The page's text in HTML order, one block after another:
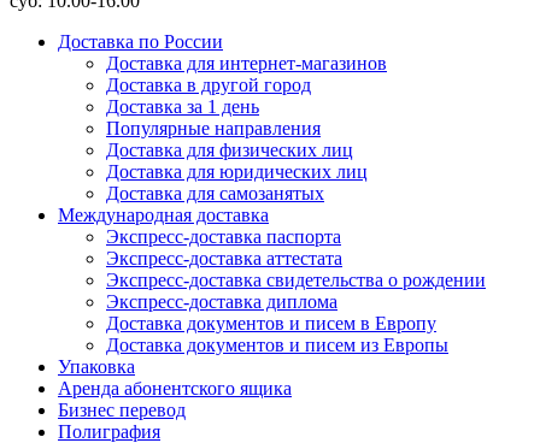
Доставка по России
Доставка для интернет-магазинов
Доставка в другой город
Доставка за 1 день
Популярные направления
Доставка для физических лиц
Доставка для юридических лиц
Доставка для самозанятых
Международная доставка
Экспресс-доставка паспорта
Экспресс-доставка аттестата
Экспресс-доставка свидетельства о рождении
Экспресс-доставка диплома
Доставка документов и писем в Европу
Доставка документов и писем из Европы
Упаковка
Аренда абонентского ящика
Бизнес перевод
Полиграфия